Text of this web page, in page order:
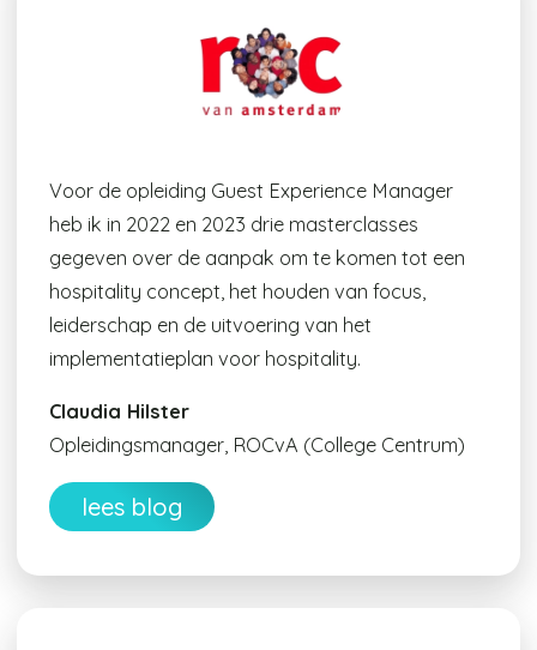
Voor de opleiding Guest Experience Manager
heb ik in 2022 en 2023 drie masterclasses
gegeven over de aanpak om te komen tot een
hospitality concept, het houden van focus,
leiderschap en de uitvoering van het
implementatieplan voor hospitality.
Claudia Hilster
Opleidingsmanager, ROCvA (College Centrum)
lees blog